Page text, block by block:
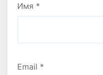
Имя *
Email *